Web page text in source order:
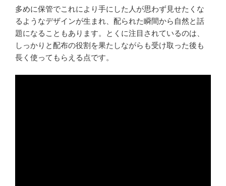
多めに保管でこれにより手にした人が思わず見せたくな
るようなデザインが生まれ、配られた瞬間から自然と話
題になることもあります。とくに注目されているのは、
しっかりと配布の役割を果たしながらも受け取った後も
長く使ってもらえる点です。